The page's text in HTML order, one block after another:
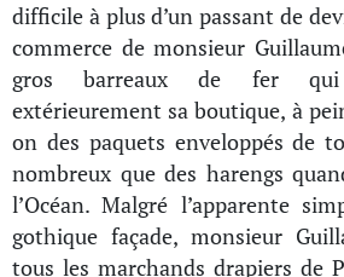
difficile à plus d’un passant de
commerce de monsieur
gros barreaux de fer qui
extérieurement sa boutique, à
on des paquets enveloppés de
nombreux que des harengs
l’Océan. Malgré l’apparente
gothique façade, monsieur
tous les marchands drapiers de